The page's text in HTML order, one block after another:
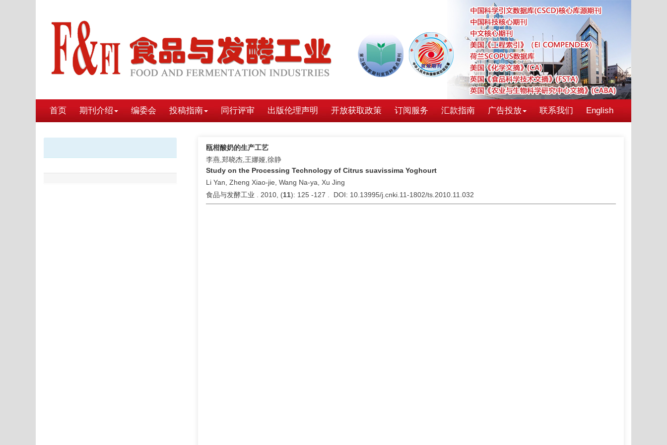
首页 期刊介绍 编委会 投稿指南 同行评审 出版伦理声明 开放获取政策 订阅服务 汇款指南 广告投放 联系我们 English
瓯柑酸奶的生产工艺
李燕,郑晓杰,王娜娅,徐静
Study on the Processing Technology of Citrus suavissima Yoghourt
Li Yan, Zheng Xiao-jie, Wang Na-ya, Xu Jing
食品与发酵工业 . 2010, (11): 125 -127 . DOI: 10.13995/j.cnki.11-1802/ts.2010.11.032